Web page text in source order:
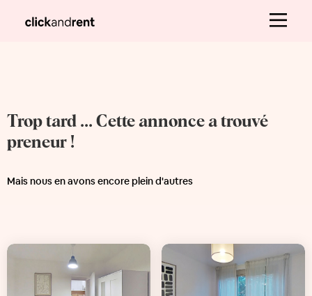
Trop tard ... Cette annonce a trouvé
preneur !
Mais nous en avons encore plein d'autres